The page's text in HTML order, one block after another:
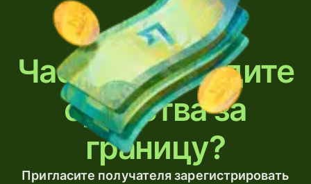
Часто переводите
средства за
границу?
Пригласите получателя зарегистрировать